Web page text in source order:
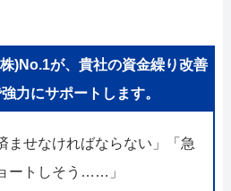
)No.1が、貴社の資金繰り改善
力にサポートします。
ませなければならない」「急
ートしそう……」